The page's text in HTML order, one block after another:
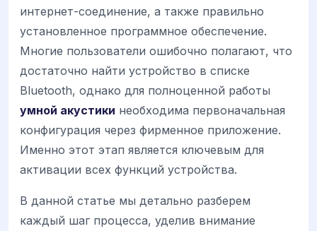
интернет-соединение, а также правильно
установленное программное обеспечение.
Многие пользователи ошибочно полагают, что
достаточно найти устройство в списке
Bluetooth, однако для полноценной работы
умной акустики необходима первоначальная
конфигурация через фирменное приложение.
Именно этот этап является ключевым для
активации всех функций устройства.
В данной статье мы детально разберем
каждый шаг процесса, уделив внимание